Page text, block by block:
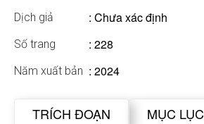
Dịch giả : Chưa xác định
Số trang : 228
Năm xuất bản : 2024
TRÍCH ĐOẠN MỤC LỤC